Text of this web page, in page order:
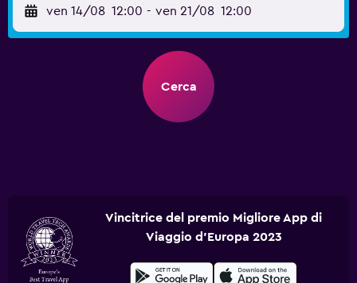
ven 14/08 12:00 - ven 21/08 12:00
Cerca
Vincitrice del premio Migliore App di
Viaggio d'Europa 2023